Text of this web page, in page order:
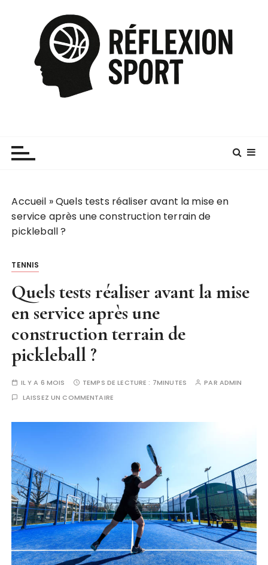
Accueil »Quels tests réaliser avant la mise en
service après une construction terrain de
pickleball ?
TENNIS
Quels tests réaliser avant la mise
en service après une
construction terrain de
pickleball ?
IL Y A 6 MOIS TEMPS DE LECTURE : 7MINUTES PAR ADMIN
LAISSEZ UN COMMENTAIRE